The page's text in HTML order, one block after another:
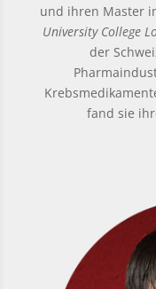
und ihren Master
University College
der
fand sie